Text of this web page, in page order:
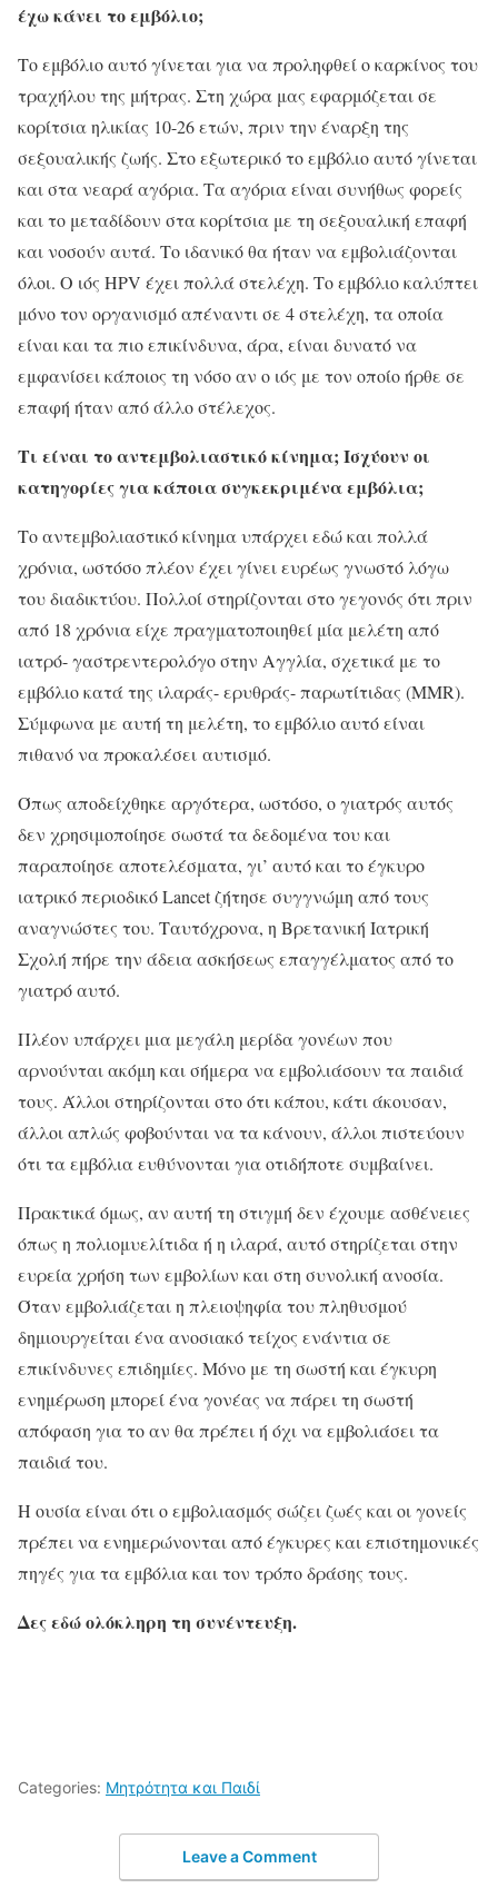
έχω κάνει το εμβόλιο;
Το εμβόλιο αυτό γίνεται για να προληφθεί ο καρκίνος του
τραχήλου της μήτρας. Στη χώρα μας εφαρμόζεται σε
κορίτσια ηλικίας 10-26 ετών, πριν την έναρξη της
σεξουαλικής ζωής. Στο εξωτερικό το εμβόλιο αυτό γίνεται
και στα νεαρά αγόρια. Τα αγόρια είναι συνήθως φορείς
και το μεταδίδουν στα κορίτσια με τη σεξουαλική επαφή
και νοσούν αυτά. Το ιδανικό θα ήταν να εμβολιάζονται
όλοι. Ο ιός HPV έχει πολλά στελέχη. Το εμβόλιο καλύπτει
μόνο τον οργανισμό απέναντι σε 4 στελέχη, τα οποία
είναι και τα πιο επικίνδυνα, άρα, είναι δυνατό να
εμφανίσει κάποιος τη νόσο αν ο ιός με τον οποίο ήρθε σε
επαφή ήταν από άλλο στέλεχος.
Τι είναι το αντεμβολιαστικό κίνημα; Ισχύουν οι
κατηγορίες για κάποια συγκεκριμένα εμβόλια;
Το αντεμβολιαστικό κίνημα υπάρχει εδώ και πολλά
χρόνια, ωστόσο πλέον έχει γίνει ευρέως γνωστό λόγω
του διαδικτύου. Πολλοί στηρίζονται στο γεγονός ότι πριν
από 18 χρόνια είχε πραγματοποιηθεί μία μελέτη από
ιατρό- γαστρεντερολόγο στην Αγγλία, σχετικά με το
εμβόλιο κατά της ιλαράς- ερυθράς- παρωτίτιδας (MMR).
Σύμφωνα με αυτή τη μελέτη, το εμβόλιο αυτό είναι
πιθανό να προκαλέσει αυτισμό.
Όπως αποδείχθηκε αργότερα, ωστόσο, ο γιατρός αυτός
δεν χρησιμοποίησε σωστά τα δεδομένα του και
παραποίησε αποτελέσματα, γι’ αυτό και το έγκυρο
ιατρικό περιοδικό Lancet ζήτησε συγγνώμη από τους
αναγνώστες του. Ταυτόχρονα, η Βρετανική Ιατρική
Σχολή πήρε την άδεια ασκήσεως επαγγέλματος από το
γιατρό αυτό.
Πλέον υπάρχει μια μεγάλη μερίδα γονέων που
αρνούνται ακόμη και σήμερα να εμβολιάσουν τα παιδιά
τους. Άλλοι στηρίζονται στο ότι κάπου, κάτι άκουσαν,
άλλοι απλώς φοβούνται να τα κάνουν, άλλοι πιστεύουν
ότι τα εμβόλια ευθύνονται για οτιδήποτε συμβαίνει.
Πρακτικά όμως, αν αυτή τη στιγμή δεν έχουμε ασθένειες
όπως η πολιομυελίτιδα ή η ιλαρά, αυτό στηρίζεται στην
ευρεία χρήση των εμβολίων και στη συνολική ανοσία.
Όταν εμβολιάζεται η πλειοψηφία του πληθυσμού
δημιουργείται ένα ανοσιακό τείχος ενάντια σε
επικίνδυνες επιδημίες. Μόνο με τη σωστή και έγκυρη
ενημέρωση μπορεί ένα γονέας να πάρει τη σωστή
απόφαση για το αν θα πρέπει ή όχι να εμβολιάσει τα
παιδιά του.
Η ουσία είναι ότι ο εμβολιασμός σώζει ζωές και οι γονείς
πρέπει να ενημερώνονται από έγκυρες και επιστημονικές
πηγές για τα εμβόλια και τον τρόπο δράσης τους.
Δες εδώ ολόκληρη τη συνέντευξη.
Categories: Μητρότητα και Παιδί
Leave a Comment